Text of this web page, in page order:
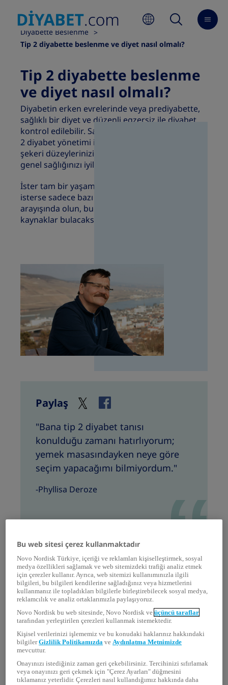
Ana Sayfa
Diyabetle Yaşam
Diyabette Beslenme
Tip 2 diyabette beslenme ve diyet nasıl olmalı?
Tip 2 diyabette beslenme
ve diyet nasıl olmalı?
Diyabetin erken evrelerinde veya prediyabette,
sağlıklı bir diyet ve düzenli egzersiz ile diyabet
kontrol edilebilir. Sağlıklı ve dengeli bir diyet, tip
2 diyabet yönetimi için güçlü bir araçtır. Kan
şekeri düzeylerinizi kontrol altında tutmanıza ve
genel sağlığınızı iyileştirmenize yardımcı olabilir.
İster tam bir yaşam tarzı değişikliği yapmanın
isterse sadece bazı sağlıklı yemek önerilerinin
arayışında olun, bu bölümde yararlı bilgiler ve
kaynaklar bulacaksınız.
Paylaş
"Bana tip 2 diyabet tanısı
konulduğu zamanı hatırlıyorum;
yemek masasındayken neye göre
seçim yapacağımı bilmiyordum."
-Phyllisa Deroze
Daha sağlıklı yiyecek seçimleri
yapmak
Diyabetiniz olduğunda sağlıklı beslenmek zor
olabilir; özellikle de hızlı karar vermek veya
başkalarının yediği şeyi yemek daha kolay
göründüğünde. Ancak iyi beslenmek, nerede
veya kimle olursanız olun kendiniz için sağlıklı
seçimler yapmayı öğrenmek anlamına gelir.
Besleyici bir menünün mutlaka daha maliyetli
olması veya hazırlanmasının daha uzun sürmesi
gerekmez. Doktorunuz veya diyetisyeniniz
Bu web sitesi çerez kullanmaktadır
Novo Nordisk Türkiye, içeriği ve reklamları kişiselleştirmek, sosyal
medya özellikleri sağlamak ve web sitemizdeki trafiği analiz etmek
için çerezler kullanır. Ayrıca, web sitemizi kullanımınızla ilgili
bilgileri, bu bilgileri kendilerine sağladığınız veya hizmetlerini
kullanmanız ile topladıkları bilgilerle birleştirebilecek sosyal medya,
reklamcılık ve analiz ortaklarımızla paylaşıyoruz.
Novo Nordisk bu web sitesinde, Novo Nordisk veüçüncü taraflar
tarafından yerleştirilen çerezleri kullanmak istemektedir.
Kişisel verilerinizi işlememiz ve bu konudaki haklarınız hakkındaki
bilgilerGizlilik Politikamızda veAydınlatma Metnimizde
mevcuttur.
Onayınızı istediğiniz zaman geri çekebilirsiniz. Tercihinizi sıfırlamak
veya onayınızı geri çekmek için "Çerez Ayarları" düğmesini
tıklamanız yeterlidir. Çerezleri nasıl kullandığımız hakkında daha